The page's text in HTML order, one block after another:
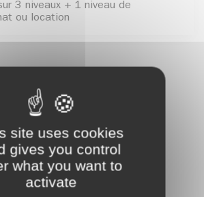
site uses cookies
gives you control
what you want to
activate
3 niveaux + 1 niveau de
ou location